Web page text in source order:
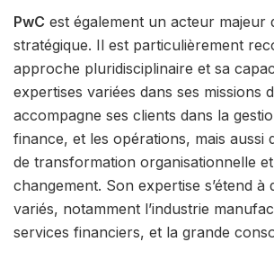
PwC est également un acteur majeur
stratégique. Il est particulièrement
approche pluridisciplinaire et sa
expertises variées dans ses missions
accompagne ses clients dans la
finance, et les opérations, mais aussi
de transformation organisationnelle
changement. Son expertise s’étend à
variés, notamment l’industrie
services financiers, et la grande